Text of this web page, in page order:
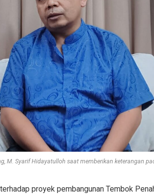
M. Syarif Hidayatulloh saat memberikan keterangan
proyek pembangunan Tembok